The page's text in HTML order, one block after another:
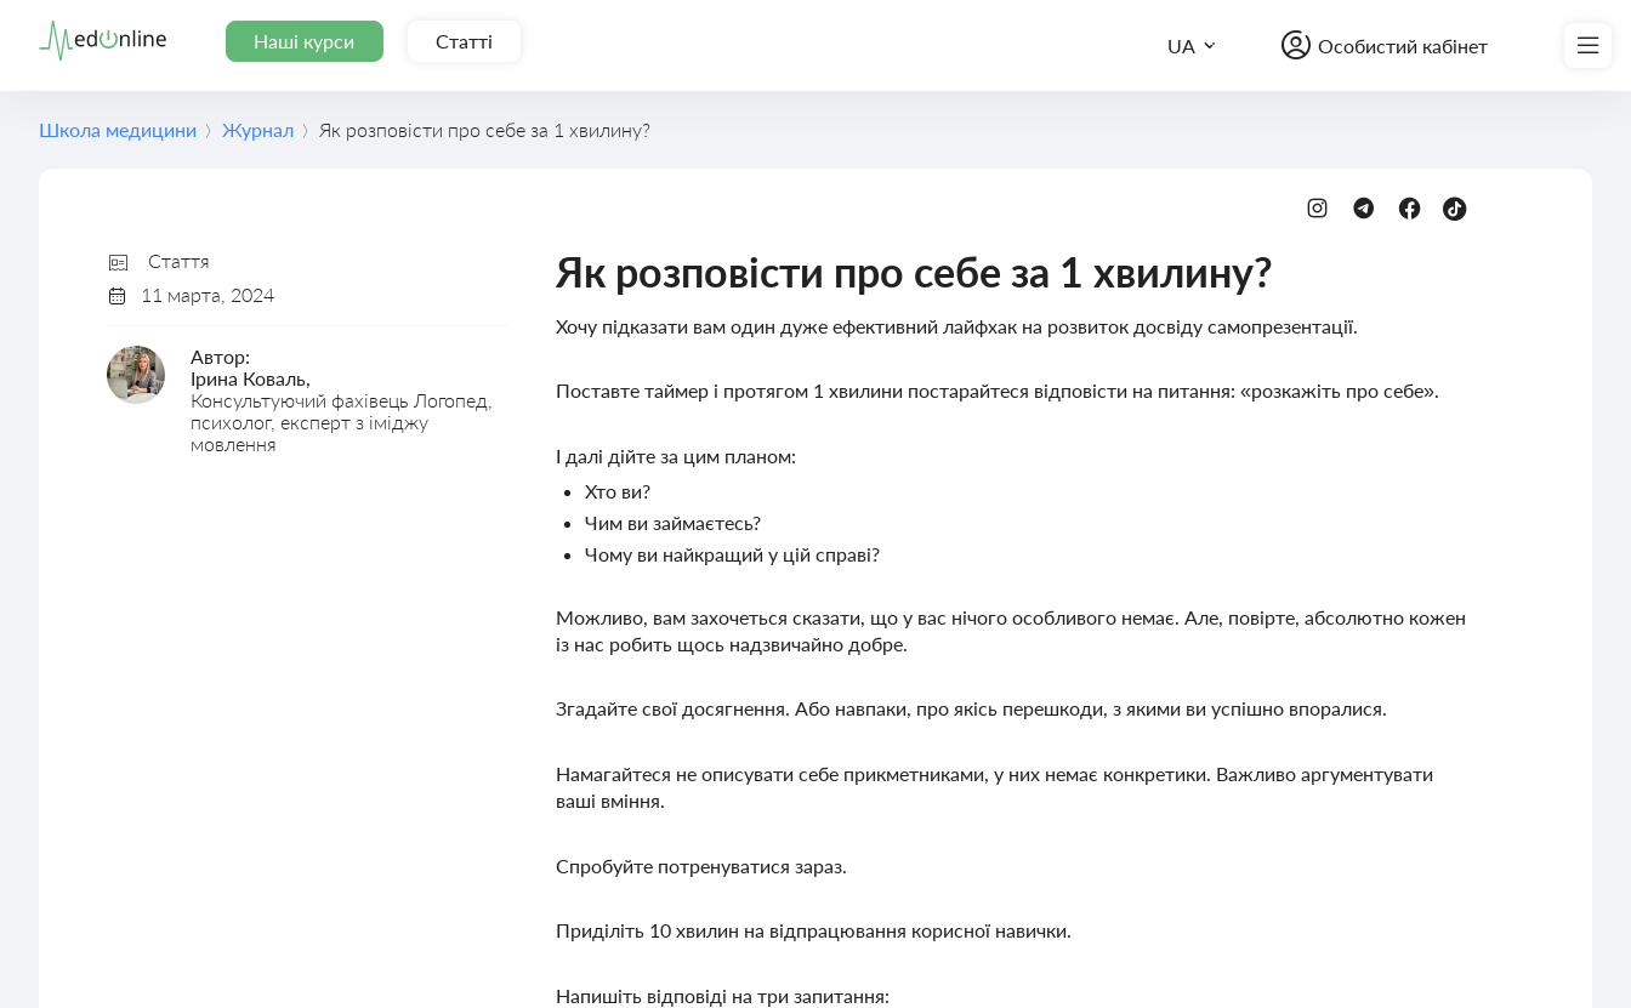
Наші курси Статті UA Особистий кабінет
Школа медицини Журнал Як розповісти про себе за 1 хвилину?
Стаття
11 марта, 2024
Автор:
Ірина Коваль,
Консультуючий фахівець Логопед,
психолог, експерт з іміджу
мовлення
Як розповісти про себе за 1 хвилину?
Хочу підказати вам один дуже ефективний лайфхак на розвиток досвіду самопрезентації.
Поставте таймер і протягом 1 хвилини постарайтеся відповісти на питання: «розкажіть про себе».
І далі дійте за цим планом:
Хто ви?
Чим ви займаєтесь?
Чому ви найкращий у цій справі?
Можливо, вам захочеться сказати, що у вас нічого особливого немає. Але, повірте, абсолютно кожен
із нас робить щось надзвичайно добре.
Згадайте свої досягнення. Або навпаки, про якісь перешкоди, з якими ви успішно впоралися.
Намагайтеся не описувати себе прикметниками, у них немає конкретики. Важливо аргументувати
ваші вміння.
Спробуйте потренуватися зараз.
Приділіть 10 хвилин на відпрацювання корисної навички.
Напишіть відповіді на три запитання: